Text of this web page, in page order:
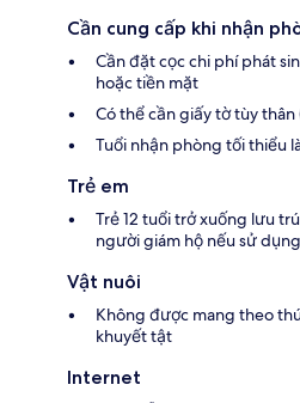
Cần cung cấp khi nhận
Cần đặt cọc chi phí phát
hoặc tiền mặt
Có thể cần giấy tờ tùy thân
Tuổi nhận phòng tối thiểu
Trẻ em
Trẻ 12 tuổi trở xuống lưu
người giám hộ nếu sử
Vật nuôi
Không được mang theo
khuyết tật
Internet